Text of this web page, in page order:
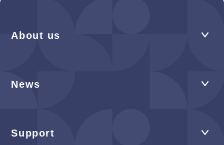
About us
News
Support